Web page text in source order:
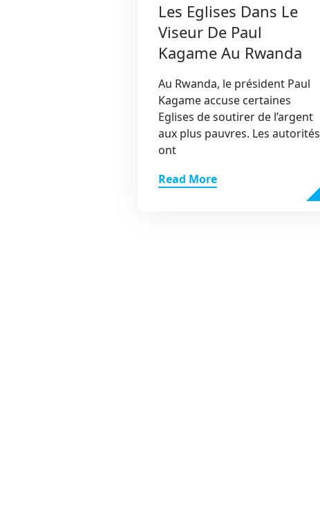
Les Eglises Dans Le
Viseur De Paul
Kagame Au Rwanda
Au Rwanda, le président Paul
Kagame accuse certaines
Eglises de soutirer de l’argent
aux plus pauvres. Les autorités
ont
Read More